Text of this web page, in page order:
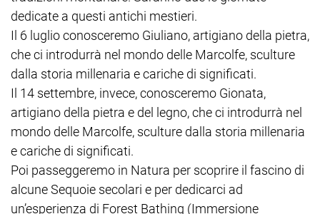
dedicate a questi antichi mestieri.
Il 6 luglio conosceremo Giuliano, artigiano della pietra,
che ci introdurrà nel mondo delle Marcolfe, sculture
dalla storia millenaria e cariche di significati.
Il 14 settembre, invece, conosceremo Gionata,
artigiano della pietra e del legno, che ci introdurrà nel
mondo delle Marcolfe, sculture dalla storia millenaria
e cariche di significati.
Poi passeggeremo in Natura per scoprire il fascino di
alcune Sequoie secolari e per dedicarci ad
un’esperienza di Forest Bathing (Immersione